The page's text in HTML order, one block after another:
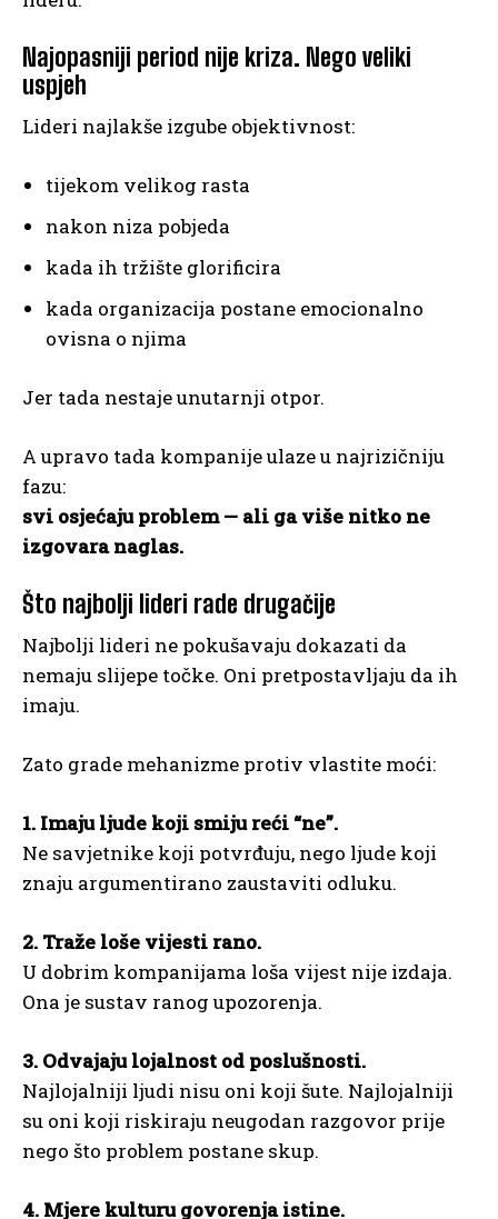
Najopasniji period nije kriza. Nego veliki
uspjeh
Lideri najlakše izgube objektivnost:
tijekom velikog rasta
nakon niza pobjeda
kada ih tržište glorificira
kada organizacija postane emocionalno
ovisna o njima
Jer tada nestaje unutarnji otpor.
A upravo tada kompanije ulaze u najrizičniju
fazu:
svi osjećaju problem — ali ga više nitko ne
izgovara naglas.
Što najbolji lideri rade drugačije
Najbolji lideri ne pokušavaju dokazati da
nemaju slijepe točke. Oni pretpostavljaju da ih
imaju.
Zato grade mehanizme protiv vlastite moći:
1. Imaju ljude koji smiju reći “ne”.
Ne savjetnike koji potvrđuju, nego ljude koji
znaju argumentirano zaustaviti odluku.
2. Traže loše vijesti rano.
U dobrim kompanijama loša vijest nije izdaja.
Ona je sustav ranog upozorenja.
3. Odvajaju lojalnost od poslušnosti.
Najlojalniji ljudi nisu oni koji šute. Najlojalniji
su oni koji riskiraju neugodan razgovor prije
nego što problem postane skup.
4. Mjere kulturu govorenja istine.